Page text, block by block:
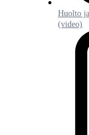
Huolto
(video)